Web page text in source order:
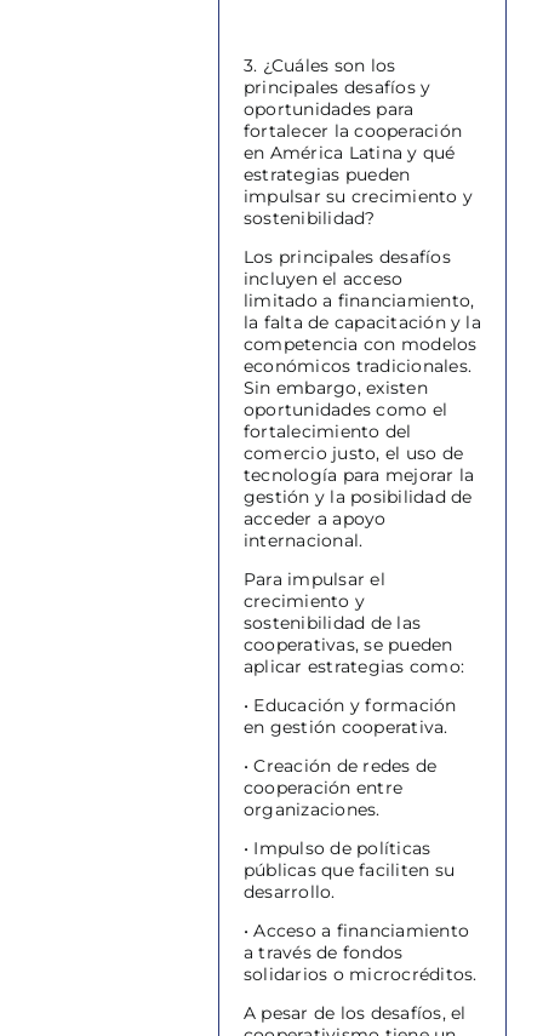
3. ¿Cuáles son los
principales desafíos y
oportunidades para
fortalecer la cooperación
en América Latina y qué
estrategias pueden
impulsar su crecimiento y
sostenibilidad?
Los principales desafíos
incluyen el acceso
limitado a financiamiento,
la falta de capacitación y la
competencia con modelos
económicos tradicionales.
Sin embargo, existen
oportunidades como el
fortalecimiento del
comercio justo, el uso de
tecnología para mejorar la
gestión y la posibilidad de
acceder a apoyo
internacional.
Para impulsar el
crecimiento y
sostenibilidad de las
cooperativas, se pueden
aplicar estrategias como:
• Educación y formación
en gestión cooperativa.
• Creación de redes de
cooperación entre
organizaciones.
• Impulso de políticas
públicas que faciliten su
desarrollo.
• Acceso a financiamiento
a través de fondos
solidarios o microcréditos.
A pesar de los desafíos, el